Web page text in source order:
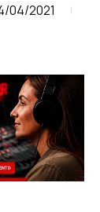
04/2021